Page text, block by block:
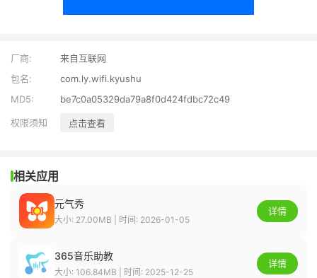
厂商:
来自互联网
包名:
com.ly.wifi.kyushu
MD5:
be7c0a05329da79a8f0d424fdbc72c49
权限须知 点击查看
相关应用
元气秀
大小: 27.00MB | 时间: 2026-01-05
详情
365音乐助教
大小: 106.84MB | 时间: 2025-12-25
详情